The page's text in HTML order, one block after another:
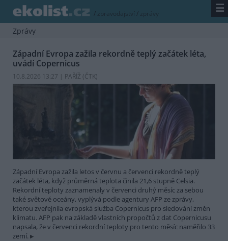
/ zpravodajství / zprávy ☰
Zprávy
Západní Evropa zažila rekordně teplý začátek léta,
uvádí Copernicus
10.8.2026 13:27 | PAŘÍŽ (ČTK)
Západní Evropa zažila letos v červnu a červenci rekordně teplý
začátek léta, když průměrná teplota činila 21,6 stupně Celsia.
Rekordní teploty zaznamenaly v červenci druhý měsíc za sebou
také světové oceány, vyplývá podle agentury AFP ze zprávy,
kterou zveřejnila evropská služba Copernicus pro sledování změn
klimatu. AFP pak na základě vlastních propočtů z dat Copernicusu
napsala, že v červenci rekordní teploty pro tento měsíc naměřilo 33
zemí.